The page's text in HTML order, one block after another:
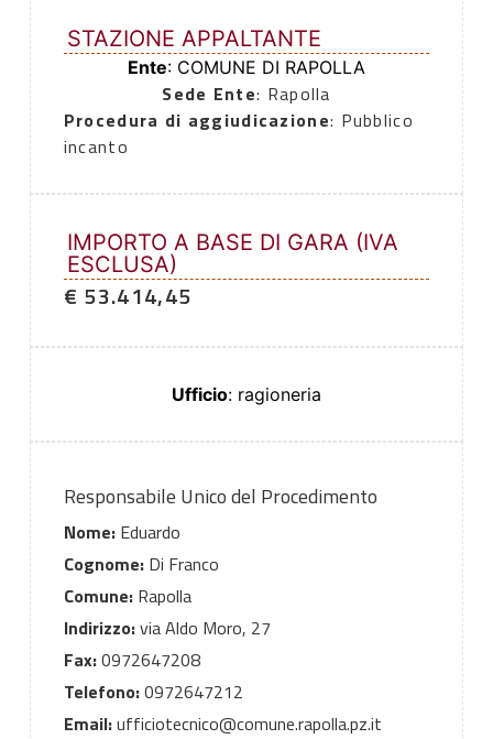
STAZIONE APPALTANTE
Ente: COMUNE DI RAPOLLA
Sede Ente: Rapolla
Procedura di aggiudicazione: Pubblico
incanto
IMPORTO A BASE DI GARA (IVA
ESCLUSA)
€ 53.414,45
Ufficio: ragioneria
Responsabile Unico del Procedimento
Nome:Eduardo
Cognome:Di Franco
Comune:Rapolla
Indirizzo:via Aldo Moro, 27
Fax:0972647208
Telefono:0972647212
Email:ufficiotecnico@comune.rapolla.pz.it